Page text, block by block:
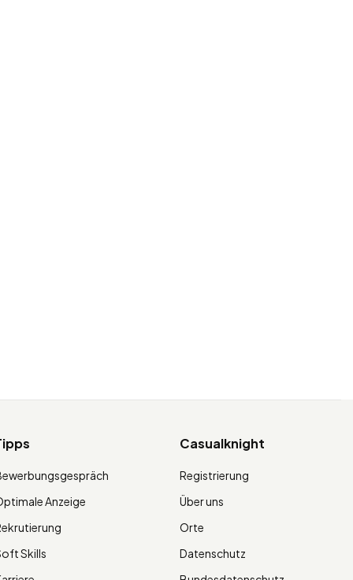
Anzeige
Skills
Casualknight
Registrierung
Über uns
Orte
Datenschutz